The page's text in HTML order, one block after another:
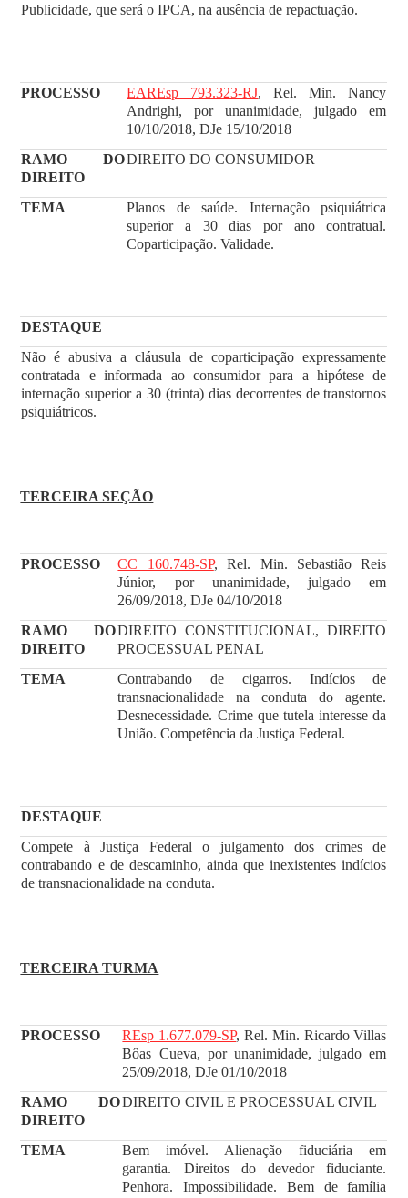
Publicidade, que será o IPCA, na ausência de repactuação.
PROCESSO EAREsp 793.323-RJ, Rel. Min. Nancy
Andrighi, por unanimidade, julgado em
10/10/2018, DJe 15/10/2018
RAMO DO
DIREITO
DIREITO DO CONSUMIDOR
TEMA
Planos de saúde. Internação psiquiátrica
superior a 30 dias por ano contratual.
Coparticipação. Validade.
DESTAQUE
Não é abusiva a cláusula de coparticipação expressamente
contratada e informada ao consumidor para a hipótese de
internação superior a 30 (trinta) dias decorrentes de transtornos
psiquiátricos.
TERCEIRA SEÇÃO
PROCESSO CC 160.748-SP, Rel. Min. Sebastião Reis
Júnior, por unanimidade, julgado em
26/09/2018, DJe 04/10/2018
RAMO DO
DIREITO
DIREITO CONSTITUCIONAL, DIREITO
PROCESSUAL PENAL
TEMA
Contrabando de cigarros. Indícios de
transnacionalidade na conduta do agente.
Desnecessidade. Crime que tutela interesse da
União. Competência da Justiça Federal.
DESTAQUE
Compete à Justiça Federal o julgamento dos crimes de
contrabando e de descaminho, ainda que inexistentes indícios
de transnacionalidade na conduta.
TERCEIRA TURMA
PROCESSO REsp 1.677.079-SP, Rel. Min. Ricardo Villas
Bôas Cueva, por unanimidade, julgado em
25/09/2018, DJe 01/10/2018
RAMO DO
DIREITO
DIREITO CIVIL E PROCESSUAL CIVIL
TEMA
Bem imóvel. Alienação fiduciária em
garantia. Direitos do devedor fiduciante.
Penhora. Impossibilidade. Bem de família